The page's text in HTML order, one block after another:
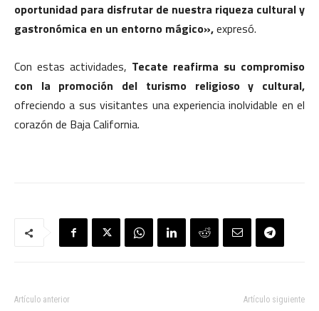
oportunidad para disfrutar de nuestra riqueza cultural y
gastronómica en un entorno mágico»,expresó.
Con estas actividades, Tecate reafirma su compromiso
con la promoción del turismo religioso y cultural,
ofreciendo a sus visitantes una experiencia inolvidable en el
corazón de Baja California.
Artículo anterior Artículo siguiente